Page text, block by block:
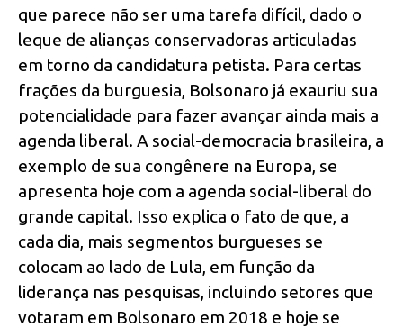
que parece não ser uma tarefa difícil, dado o
leque de alianças conservadoras articuladas
em torno da candidatura petista. Para certas
frações da burguesia, Bolsonaro já exauriu sua
potencialidade para fazer avançar ainda mais a
agenda liberal. A social-democracia brasileira, a
exemplo de sua congênere na Europa, se
apresenta hoje com a agenda social-liberal do
grande capital. Isso explica o fato de que, a
cada dia, mais segmentos burgueses se
colocam ao lado de Lula, em função da
liderança nas pesquisas, incluindo setores que
votaram em Bolsonaro em 2018 e hoje se